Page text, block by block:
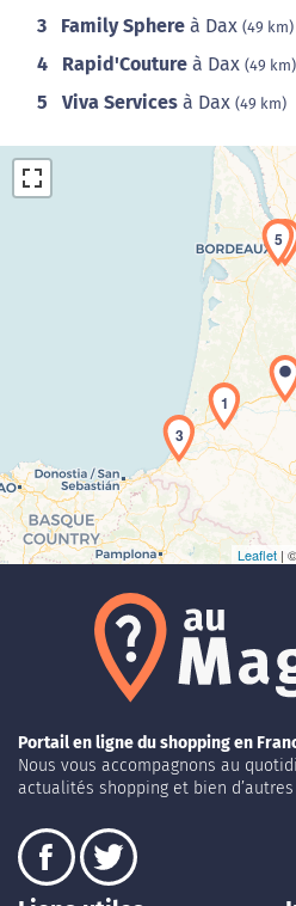
3 Family Sphere à Dax (49 km)
4 Rapid'Couture à Dax (49 km)
5 Viva Services à Dax (49 km)
Chargement de
1
3
4
5
Leaflet | ©
Portail en ligne du shopping en
Nous vous accompagnons au
actualités shopping et bien